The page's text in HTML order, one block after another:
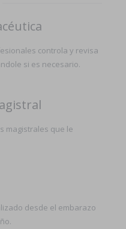
controla y revisa
si es necesario.
magistrales que le
desde el embarazo